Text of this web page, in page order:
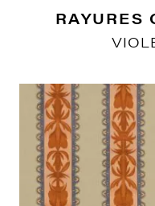
RAYURES